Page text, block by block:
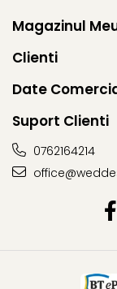
Magazinul
Clienti
Date
Suport Clienti
0762164214